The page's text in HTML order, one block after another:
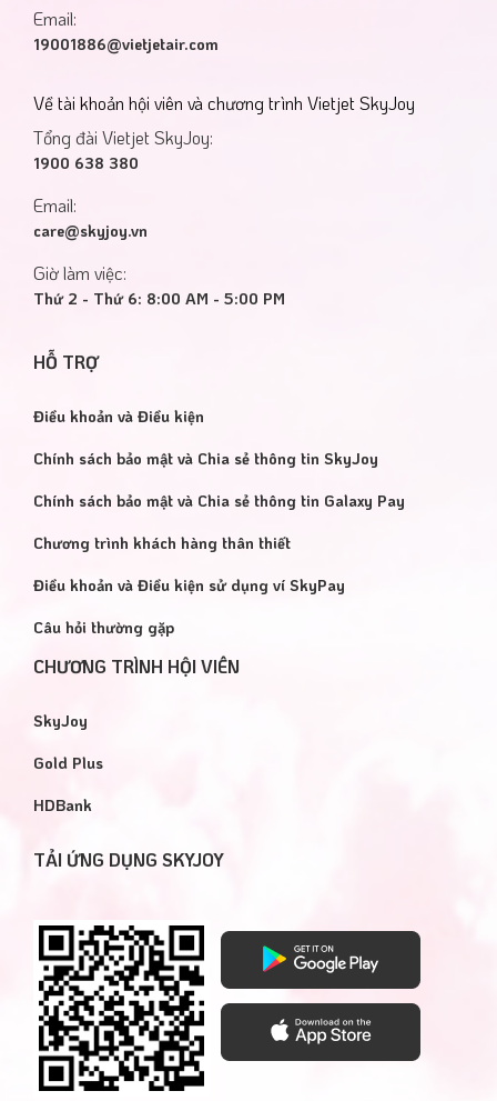
Email:
19001886@vietjetair.com
Về tài khoản hội viên và chương trình Vietjet SkyJoy
Tổng đài Vietjet SkyJoy:
1900 638 380
Email:
care@skyjoy.vn
Giờ làm việc:
Thứ 2 - Thứ 6: 8:00 AM - 5:00 PM
HỖ TRỢ
Điều khoản và Điều kiện
Chính sách bảo mật và Chia sẻ thông tin SkyJoy
Chính sách bảo mật và Chia sẻ thông tin Galaxy Pay
Chương trình khách hàng thân thiết
Điều khoản và Điều kiện sử dụng ví SkyPay
Câu hỏi thường gặp
CHƯƠNG TRÌNH HỘI VIÊN
SkyJoy
Gold Plus
HDBank
TẢI ỨNG DỤNG SKYJOY